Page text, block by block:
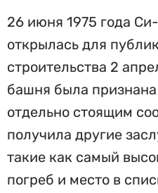
26 июня 1975 года
открылась для
строительства 2
башня была
отдельно стоящим
получила другие
такие как самый
погреб и место в